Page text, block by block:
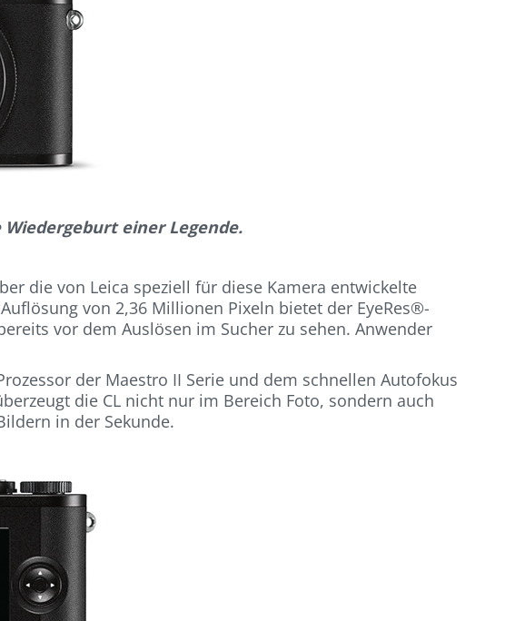
Wiedergeburt einer Legende.
die von Leica speziell für diese Kamera entwickelte
von 2,36 Millionen Pixeln bietet der EyeRes®-
vor dem Auslösen im Sucher zu sehen. Anwender
der Maestro II Serie und dem schnellen Autofokus
die CL nicht nur im Bereich Foto, sondern auch
in der Sekunde.